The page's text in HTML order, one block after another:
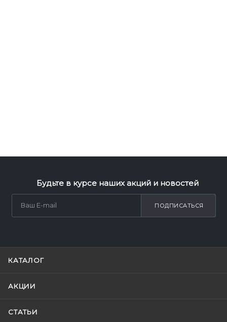
Будьте в курсе наших акций и новостей
ПОДПИСАТЬСЯ
КАТАЛОГ
АКЦИИ
СТАТЬИ